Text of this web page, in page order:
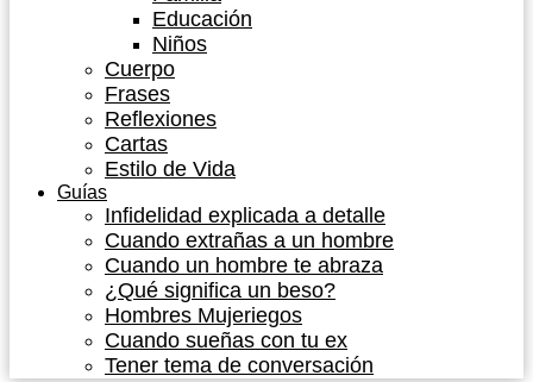
Educación
Niños
Cuerpo
Frases
Reflexiones
Cartas
Estilo de Vida
Guías
Infidelidad explicada a detalle
Cuando extrañas a un hombre
Cuando un hombre te abraza
¿Qué significa un beso?
Hombres Mujeriegos
Cuando sueñas con tu ex
Tener tema de conversación